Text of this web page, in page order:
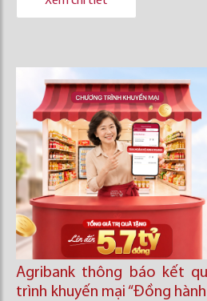
Agribank thông báo kết
trình khuyến mại “Đồng